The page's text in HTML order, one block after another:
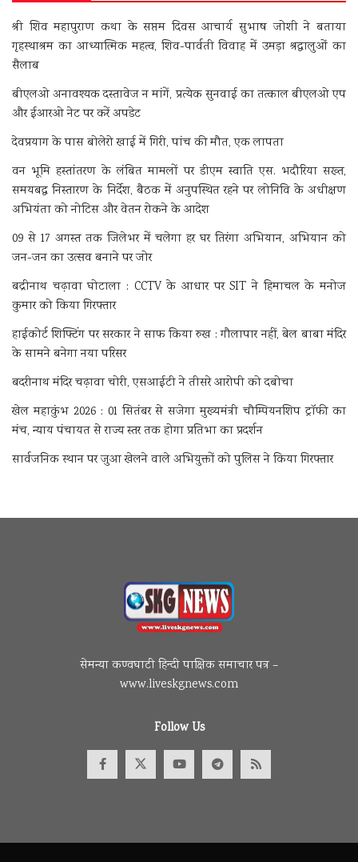
श्री शिव महापुराण कथा के सप्तम दिवस आचार्य सुभाष जोशी ने बताया
गृहस्थाश्रम का आध्यात्मिक महत्व, शिव-पार्वती विवाह में उमड़ा श्रद्धालुओं का
सैलाब
बीएलओ अनावश्यक दस्तावेज न मांगें, प्रत्येक सुनवाई का तत्काल बीएलओ एप
और ईआरओ नेट पर करें अपडेट
देवप्रयाग के पास बोलेरो खाई में गिरी, पांच की मौत, एक लापता
वन भूमि हस्तांतरण के लंबित मामलों पर डीएम स्वाति एस. भदौरिया सख्त,
समयबद्ध निस्तारण के निर्देश, बैठक में अनुपस्थित रहने पर लोनिवि के अधीक्षण
अभियंता को नोटिस और वेतन रोकने के आदेश
09 से 17 अगस्त तक जिलेभर में चलेगा हर घर तिरंगा अभियान, अभियान को
जन-जन का उत्सव बनाने पर जोर
बद्रीनाथ चढ़ावा घोटाला : CCTV के आधार पर SIT ने हिमाचल के मनोज
कुमार को किया गिरफ्तार
हाईकोर्ट शिफ्टिंग पर सरकार ने साफ किया रुख : गौलापार नहीं, बेल बाबा मंदिर
के सामने बनेगा नया परिसर
बदरीनाथ मंदिर चढ़ावा चोरी, एसआईटी ने तीसरे आरोपी को दबोचा
खेल महाकुंभ 2026 : 01 सितंबर से सजेगा मुख्यमंत्री चौम्पियनशिप ट्रॉफी का
मंच, न्याय पंचायत से राज्य स्तर तक होगा प्रतिभा का प्रदर्शन
सार्वजनिक स्थान पर जुआ खेलने वाले अभियुक्तों को पुलिस ने किया गिरफ्तार
सेमन्या कण्वघाटी हिन्दी पाक्षिक समाचार पत्र –
www.liveskgnews.com
Follow Us